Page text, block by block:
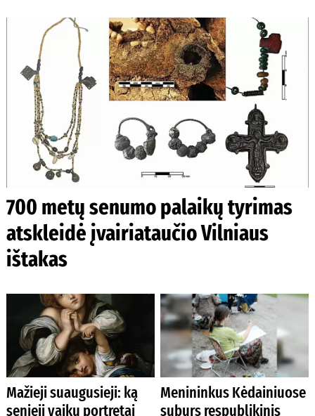
700 metų senumo palaikų tyrimas
atskleidė įvairiataučio Vilniaus
ištakas
Mažieji suaugusieji: ką
senieji vaikų portretai
Menininkus Kėdainiuose
suburs respublikinis